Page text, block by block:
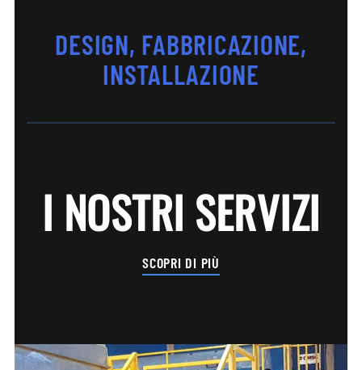
DESIGN, FABBRICAZIONE,
INSTALLAZIONE
I NOSTRI SERVIZI
SCOPRI DI PIÙ